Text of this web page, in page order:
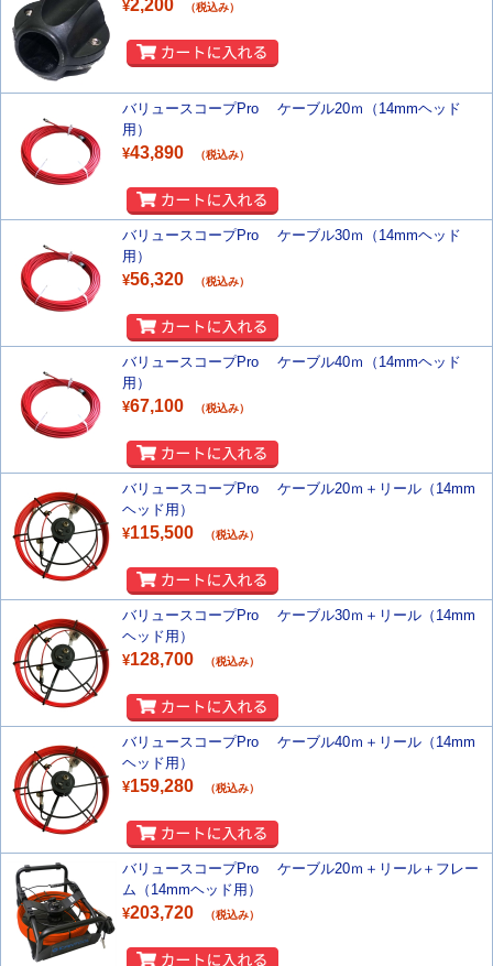
¥2,200 （税込み）
バリュースコープPro ケーブル20ｍ（14mmヘッド
用）
¥43,890 （税込み）
バリュースコープPro ケーブル30ｍ（14mmヘッド
用）
¥56,320 （税込み）
バリュースコープPro ケーブル40ｍ（14mmヘッド
用）
¥67,100 （税込み）
バリュースコープPro ケーブル20ｍ＋リール（14mm
ヘッド用）
¥115,500 （税込み）
バリュースコープPro ケーブル30ｍ＋リール（14mm
ヘッド用）
¥128,700 （税込み）
バリュースコープPro ケーブル40ｍ＋リール（14mm
ヘッド用）
¥159,280 （税込み）
バリュースコープPro ケーブル20ｍ＋リール＋フレー
ム（14mmヘッド用）
¥203,720 （税込み）